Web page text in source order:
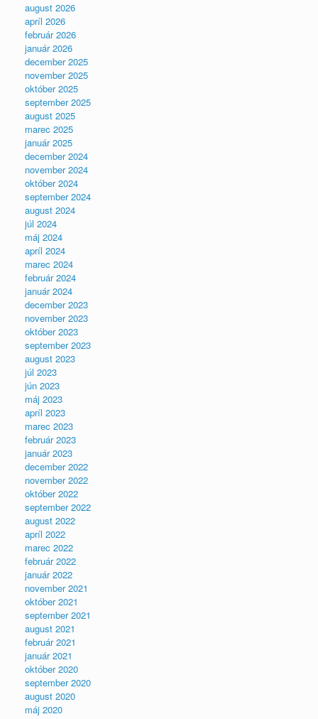
august 2026
apríl 2026
február 2026
január 2026
december 2025
november 2025
október 2025
september 2025
august 2025
marec 2025
január 2025
december 2024
november 2024
október 2024
september 2024
august 2024
júl 2024
máj 2024
apríl 2024
marec 2024
február 2024
január 2024
december 2023
november 2023
október 2023
september 2023
august 2023
júl 2023
jún 2023
máj 2023
apríl 2023
marec 2023
február 2023
január 2023
december 2022
november 2022
október 2022
september 2022
august 2022
apríl 2022
marec 2022
február 2022
január 2022
november 2021
október 2021
september 2021
august 2021
február 2021
január 2021
október 2020
september 2020
august 2020
máj 2020